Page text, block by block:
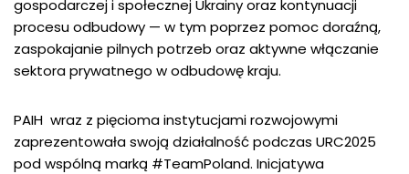
gospodarczej i społecznej Ukrainy oraz kontynuacji
procesu odbudowy — w tym poprzez pomoc doraźną,
zaspokajanie pilnych potrzeb oraz aktywne włączanie
sektora prywatnego w odbudowę kraju.
PAIH wraz z pięcioma instytucjami rozwojowymi
zaprezentowała swoją działalność podczas URC2025
pod wspólną marką #TeamPoland. Inicjatywa